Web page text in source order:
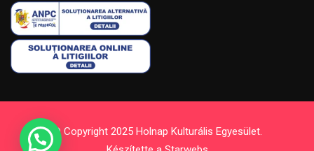
© Copyright 2025 Holnap Kulturális Egyesület.